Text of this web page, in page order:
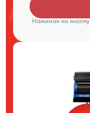
Нажимая на